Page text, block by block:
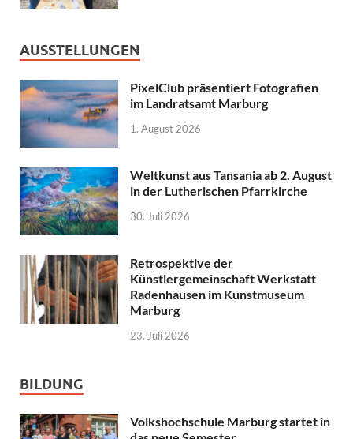
AUSSTELLUNGEN
PixelClub präsentiert Fotografien
im Landratsamt Marburg
1. August 2026
Weltkunst aus Tansania ab 2. August
in der Lutherischen Pfarrkirche
30. Juli 2026
Retrospektive der
Künstlergemeinschaft Werkstatt
Radenhausen im Kunstmuseum
Marburg
23. Juli 2026
BILDUNG
Volkshochschule Marburg startet in